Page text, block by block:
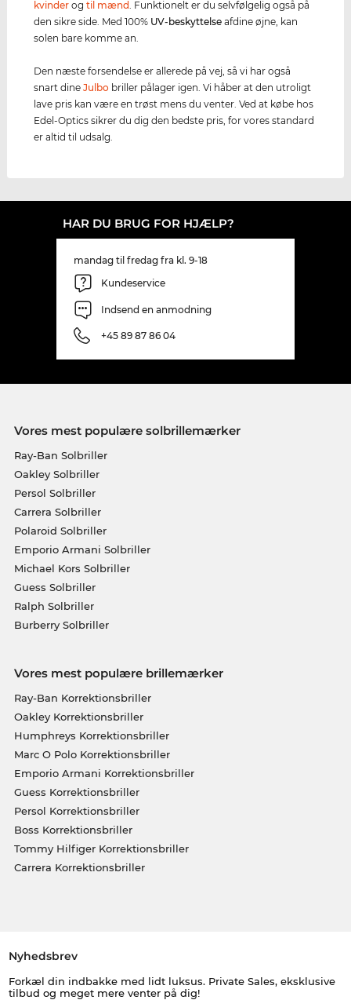
kvinder ogtil mænd . Funktionelt er du selvfølgelig også på
den sikre side. Med 100% UV-beskyttelse afdine øjne, kan
solen bare komme an.
Den næste forsendelse er allerede på vej, så vi har også
snart dineJulbo briller pålager igen. Vi håber at den utroligt
lave pris kan være en trøst mens du venter. Ved at købe hos
Edel-Optics sikrer du dig den bedste pris, for vores standard
er altid til udsalg.
HAR DU BRUG FOR HJÆLP?
mandag til fredag fra kl. 9-18
Kundeservice
Indsend en anmodning
+45 89 87 86 04
Vores mest populære solbrillemærker
Ray-Ban Solbriller
Oakley Solbriller
Persol Solbriller
Carrera Solbriller
Polaroid Solbriller
Emporio Armani Solbriller
Michael Kors Solbriller
Guess Solbriller
Ralph Solbriller
Burberry Solbriller
Vores mest populære brillemærker
Ray-Ban Korrektionsbriller
Oakley Korrektionsbriller
Humphreys Korrektionsbriller
Marc O Polo Korrektionsbriller
Emporio Armani Korrektionsbriller
Guess Korrektionsbriller
Persol Korrektionsbriller
Boss Korrektionsbriller
Tommy Hilfiger Korrektionsbriller
Carrera Korrektionsbriller
Nyhedsbrev
Forkæl din indbakke med lidt luksus. Private Sales, eksklusive
tilbud og meget mere venter på dig!